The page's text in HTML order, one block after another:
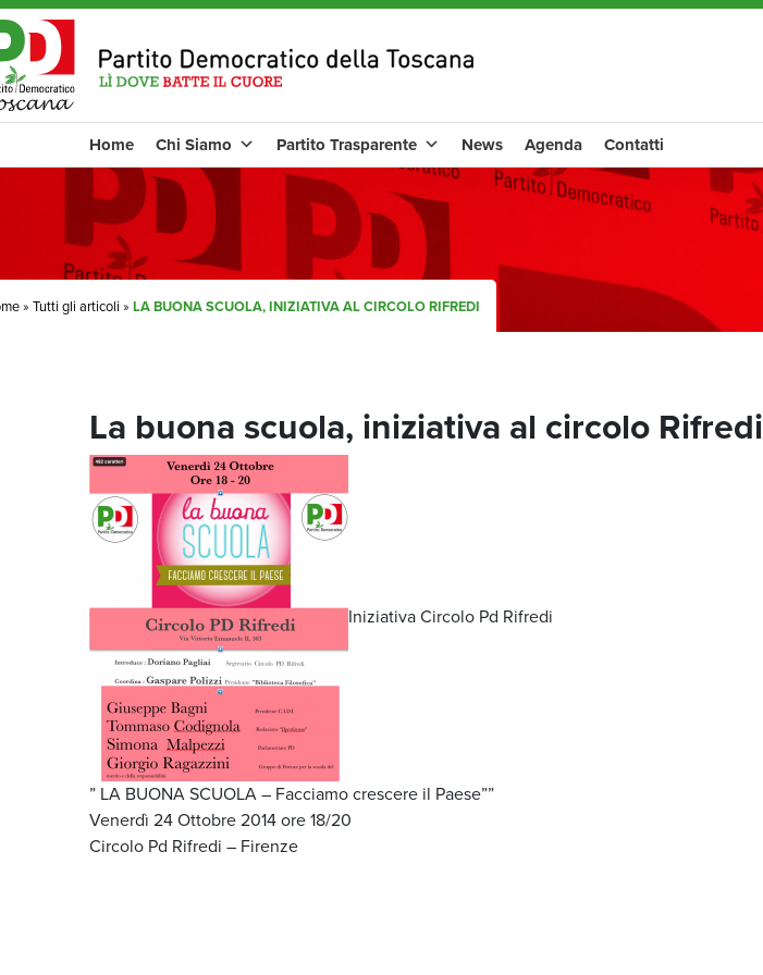
Home Chi Siamo Partito Trasparente News Agenda Contatti
» Tutti gli articoli » LA BUONA SCUOLA, INIZIATIVA AL CIRCOLO RIFREDI
La buona scuola, iniziativa al circolo Rifredi
Iniziativa Circolo Pd Rifredi
” LA BUONA SCUOLA – Facciamo crescere il Paese””
Venerdì 24 Ottobre 2014 ore 18/20
Circolo Pd Rifredi – Firenze